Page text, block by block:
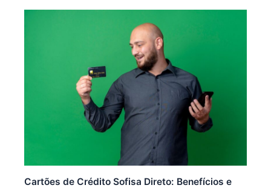
Cartões de Crédito Sofisa Direto: Benefícios e